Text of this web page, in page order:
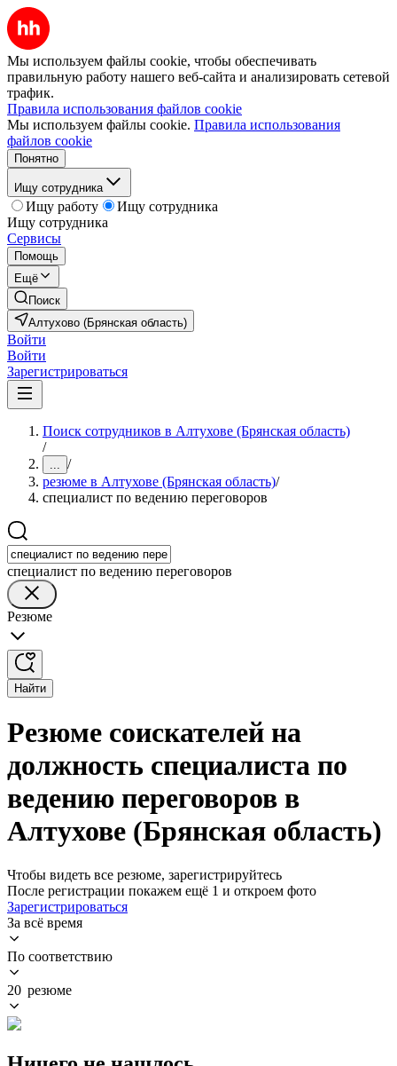
Мы используем файлы cookie, чтобы обеспечивать
правильную работу нашего веб-сайта и анализировать сетевой
трафик.
Правила использования файлов cookie
Мы используем файлы cookie. Правила использования
файлов cookie
Понятно
Ищу сотрудника
Ищу работу
Ищу сотрудника
Ищу сотрудника
Сервисы
Помощь
Ещё
Поиск
Алтухово (Брянская область)
Войти
Войти
Зарегистрироваться
Поиск сотрудников в Алтухове (Брянская область)
/
... /
резюме в Алтухове (Брянская область)/
специалист по ведению переговоров
специалист по ведению переговоров
Резюме
Найти
Резюме соискателей на
должность специалиста по
ведению переговоров в
Алтухове (Брянская область)
Чтобы видеть все резюме, зарегистрируйтесь
После регистрации покажем ещё 1 и откроем фото
Зарегистрироваться
За всё время
По соответствию
20 резюме